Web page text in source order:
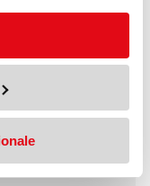
umezeală și uzura
SET
acest produs!